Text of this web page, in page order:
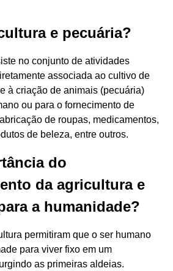
e pecuária?
no conjunto de atividades
associada ao cultivo de
à criação de animais (pecuária)
ou para o fornecimento de
de roupas, medicamentos,
de beleza, entre outros.
do
da agricultura e
a humanidade?
permitiram que o ser humano
para viver fixo em um
as primeiras aldeias.